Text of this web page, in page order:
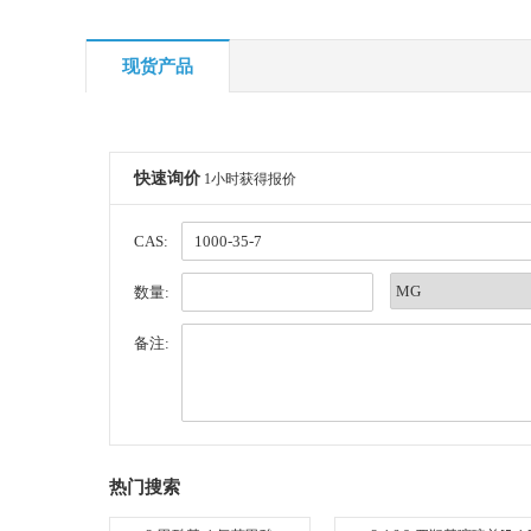
现货产品
快速询价 1小时获得报价
CAS:
数量:
备注:
热门搜索